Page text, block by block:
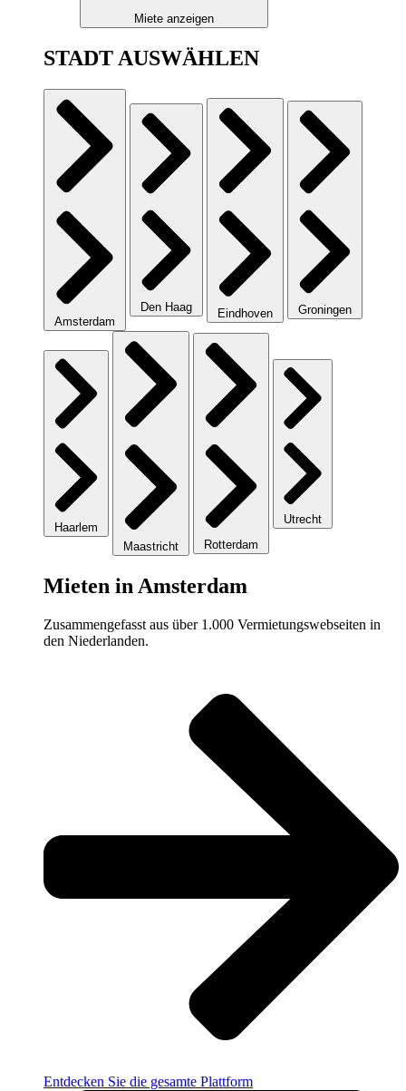
Miete anzeigen
STADT AUSWÄHLEN
Amsterdam
Den Haag Eindhoven Groningen
Haarlem
Maastricht
Rotterdam
Utrecht
Mieten in Amsterdam
Zusammengefasst aus über 1.000 Vermietungswebseiten in
den Niederlanden.
Entdecken Sie die gesamte Plattform